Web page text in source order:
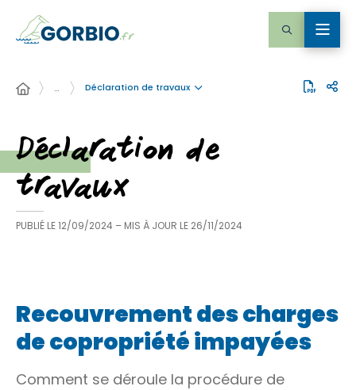
… Déclaration de travaux
Déclaration de
travaux
PUBLIÉ LE12/09/2024 – MIS À JOUR LE 26/11/2024
Recouvrement des charges
de copropriété impayées
Comment se déroule la procédure de